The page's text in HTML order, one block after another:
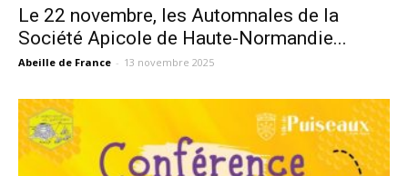
Le 22 novembre, les Automnales de la
Société Apicole de Haute-Normandie...
Abeille de France - 13 novembre 2025